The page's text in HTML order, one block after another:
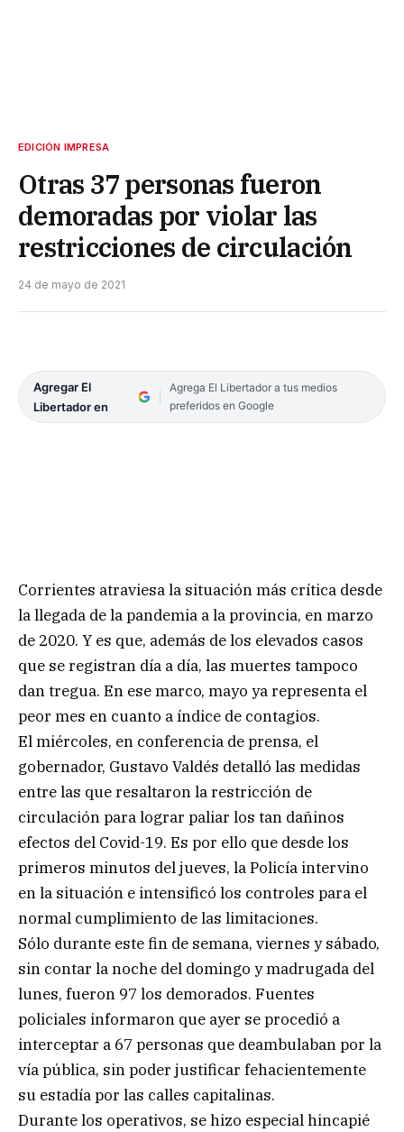
EDICIÓN IMPRESA
Otras 37 personas fueron
demoradas por violar las
restricciones de circulación
24 de mayo de 2021
Agregar El
Libertador en
Agrega El Libertador a tus medios
preferidos en Google
Corrientes atraviesa la situación más crítica desde
la llegada de la pandemia a la provincia, en marzo
de 2020. Y es que, además de los elevados casos
que se registran día a día, las muertes tampoco
dan tregua. En ese marco, mayo ya representa el
peor mes en cuanto a índice de contagios.
El miércoles, en conferencia de prensa, el
gobernador, Gustavo Valdés detalló las medidas
entre las que resaltaron la restricción de
circulación para lograr paliar los tan dañinos
efectos del Covid-19. Es por ello que desde los
primeros minutos del jueves, la Policía intervino
en la situación e intensificó los controles para el
normal cumplimiento de las limitaciones.
Sólo durante este fin de semana, viernes y sábado,
sin contar la noche del domingo y madrugada del
lunes, fueron 97 los demorados. Fuentes
policiales informaron que ayer se procedió a
interceptar a 67 personas que deambulaban por la
vía pública, sin poder justificar fehacientemente
su estadía por las calles capitalinas.
Durante los operativos, se hizo especial hincapié